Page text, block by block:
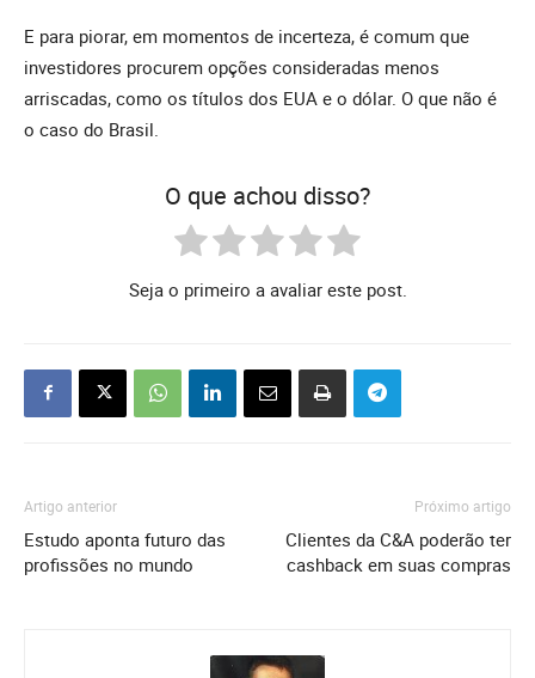
E para piorar, em momentos de incerteza, é comum que
investidores procurem opções consideradas menos
arriscadas, como os títulos dos EUA e o dólar. O que não é
o caso do Brasil.
O que achou disso?
Seja o primeiro a avaliar este post.
Artigo anterior
Estudo aponta futuro das
profissões no mundo
Próximo artigo
Clientes da C&A poderão ter
cashback em suas compras